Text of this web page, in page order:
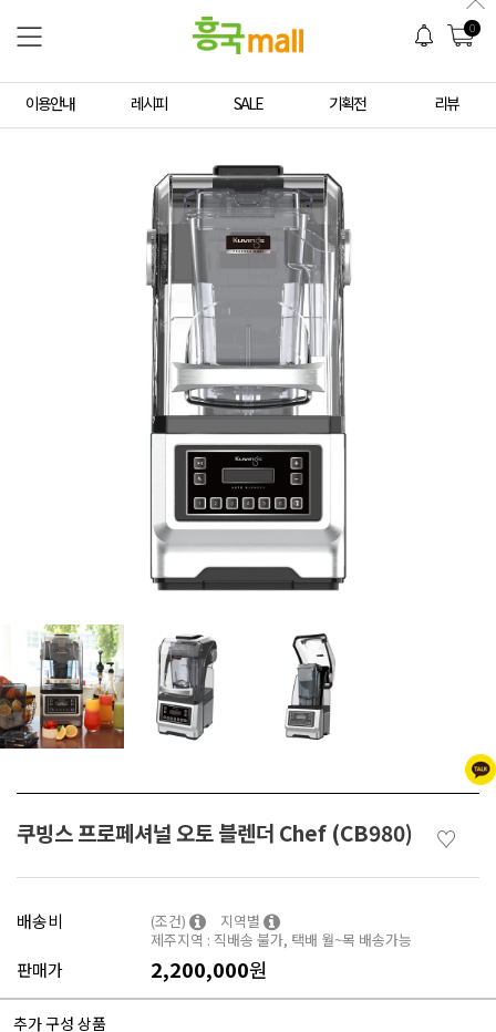
0
이용안내 레시피 SALE 기획전 리뷰
쿠빙스 프로페셔널 오토 블렌더 Chef (CB980) ♡
배송비 (조건)
지역별
제주지역 : 직배송 불가, 택배 월~목 배송가능
판매가 2,200,000원
추가 구성 상품